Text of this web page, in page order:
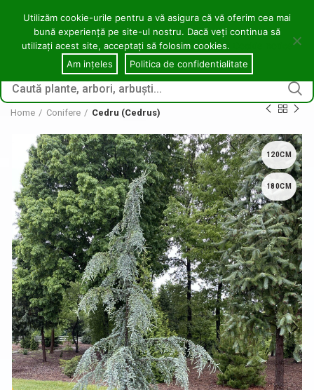
contact@copacei.ro 0746 772 559 Aleea Freziilor, Zalău
0 CONECTARE /
Home Conifere Cedru (Cedrus)
120CM
180CM
Utilizăm cookie-urile pentru a vă asigura că vă oferim cea mai
bună experiență pe site-ul nostru. Dacă veți continua să
utilizați acest site, acceptați să folosim cookies.
Am ințeles
Politica de confidentialitate